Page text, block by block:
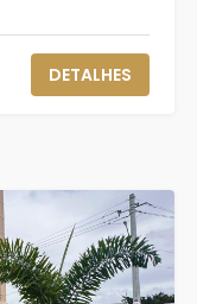
DETALHES